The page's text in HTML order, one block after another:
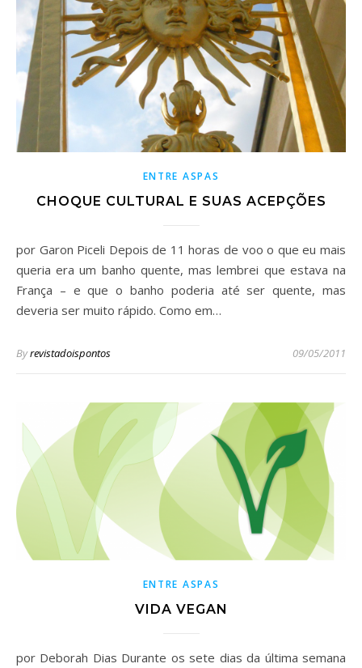
ENTRE ASPAS
CHOQUE CULTURAL E SUAS ACEPÇÕES
por Garon Piceli Depois de 11 horas de voo o que eu mais
queria era um banho quente, mas lembrei que estava na
França – e que o banho poderia até ser quente, mas
deveria ser muito rápido. Como em…
Byrevistadoispontos 09/05/2011
ENTRE ASPAS
VIDA VEGAN
por Deborah Dias Durante os sete dias da última semana